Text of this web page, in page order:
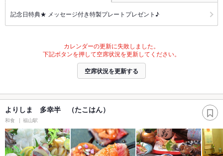
記念日特典★ メッセージ付き特製プレートプレゼント♪
カレンダーの更新に失敗しました。
下記ボタンを押して空席状況を更新してください。
空席状況を更新する
よりしま 多幸半 （たこはん）
和食 福山駅